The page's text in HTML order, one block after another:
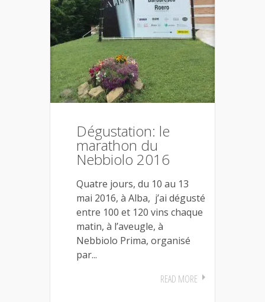
Dégustation: le
marathon du
Nebbiolo 2016
Quatre jours, du 10 au 13
mai 2016, à Alba, j’ai dégusté
entre 100 et 120 vins chaque
matin, à l’aveugle, à
Nebbiolo Prima, organisé
par...
READ MORE